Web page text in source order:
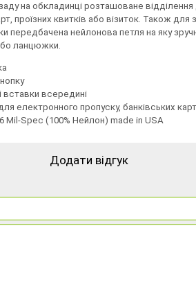
на обкладинці розташоване
проїзних квитків або візиток. Також для
передбачена нейлонова петля на яку
ланцюжки.
вставки всередині
електронного пропуску, банківських
Mil-Spec (100% Нейлон) made in USA
Додати відгук